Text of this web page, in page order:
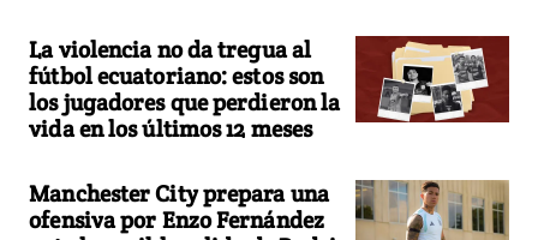
La violencia no da tregua al
fútbol ecuatoriano: estos son
los jugadores que perdieron la
vida en los últimos 12 meses
Manchester City prepara una
ofensiva por Enzo Fernández